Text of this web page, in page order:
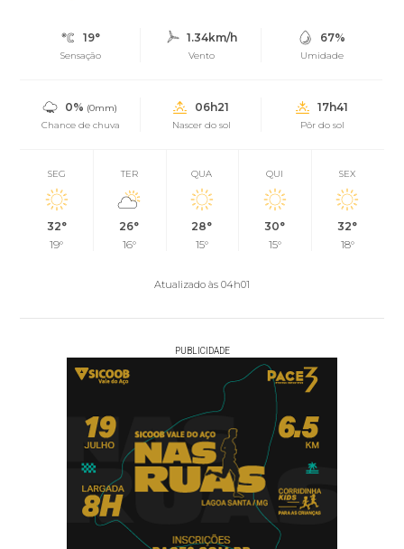
19°
Sensação
1.34km/h
Vento
67%
Umidade
0% (0mm)
Chance de chuva
06h21
Nascer do sol
17h41
Pôr do sol
SEG
32°
19°
TER
26°
16°
QUA
28°
15°
QUI
30°
15°
SEX
32°
18°
Atualizado às 04h01
PUBLICIDADE